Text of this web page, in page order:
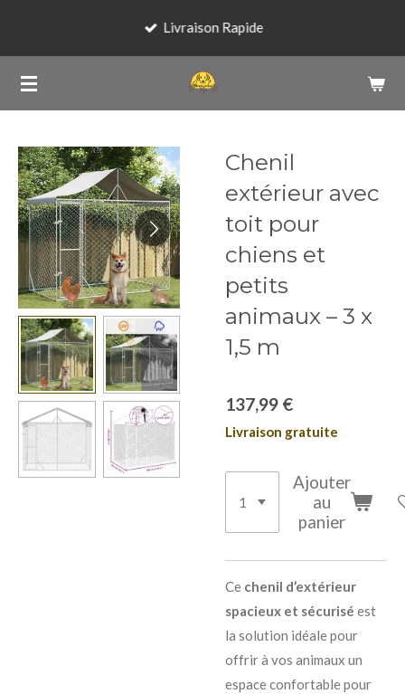
principal
Livraison Rapide
Chenil
extérieur avec
toit pour
chiens et
petits
animaux – 3 x
1,5 m
137,99 €
Livraison gratuite
Ajouter
au
panier
Ce chenil d’extérieur
spacieux et sécurisé est
la solution idéale pour
offrir à vos animaux un
espace confortable pour